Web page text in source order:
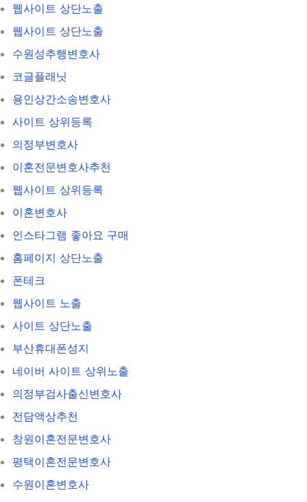
웹사이트 상단노출
웹사이트 상단노출
수원성추행변호사
코글플래닛
용인상간소송변호사
사이트 상위등록
의정부변호사
이혼전문변호사추천
웹사이트 상위등록
이혼변호사
인스타그램 좋아요 구매
홈페이지 상단노출
폰테크
웹사이트 노출
사이트 상단노출
부산휴대폰성지
네이버 사이트 상위노출
의정부검사출신변호사
전담액상추천
창원이혼전문변호사
평택이혼전문변호사
수원이혼변호사